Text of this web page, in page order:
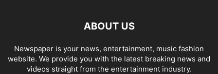
ABOUT US
Newspaper is your news, entertainment, music fashion
website. We provide you with the latest breaking news and
videos straight from the entertainment industry.